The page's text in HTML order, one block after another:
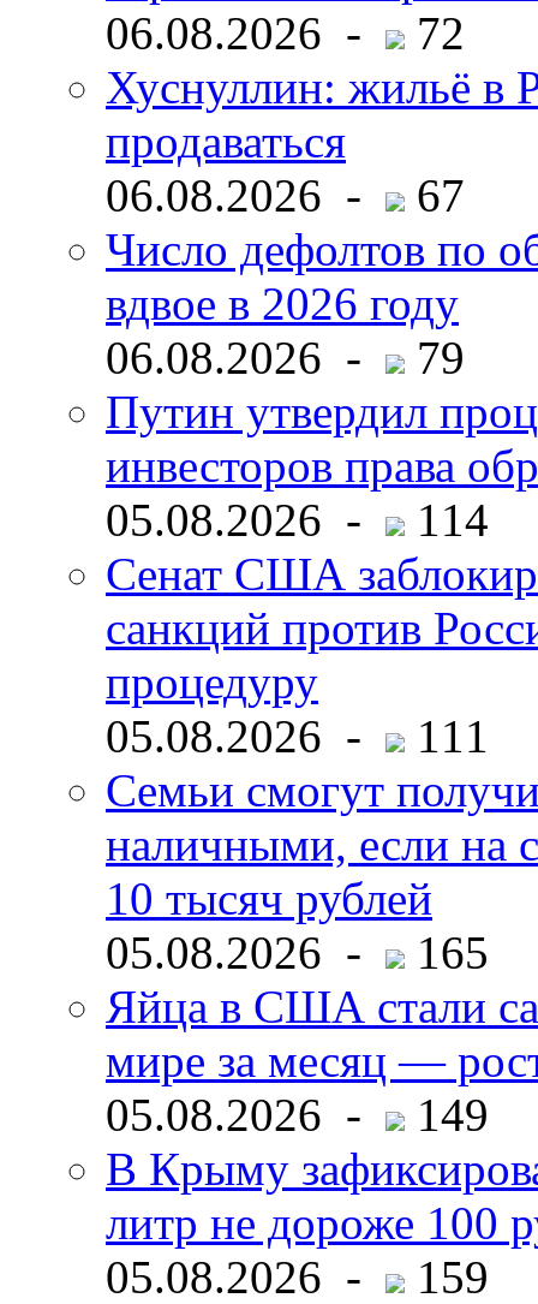
06.08.2026 -
72
Хуснуллин: жильё в
продаваться
06.08.2026 -
67
Число дефолтов по
вдвое в 2026 году
06.08.2026 -
79
Путин утвердил
инвесторов права
05.08.2026 -
114
Сенат США
санкций против
процедуру
05.08.2026 -
111
Семьи смогут
наличными, если на
10 тысяч рублей
05.08.2026 -
165
Яйца в США стали
мире за месяц —
05.08.2026 -
149
В Крыму
литр не дороже 100
05.08.2026 -
159